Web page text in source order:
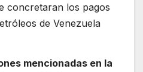
concretaran los pagos
de Venezuela
mencionadas en la